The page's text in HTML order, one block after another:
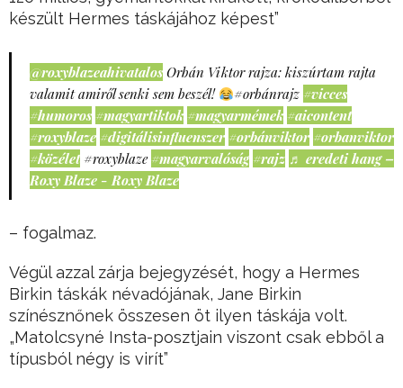
készült Hermes táskájához képest”
@roxyblazeahivatalos Orbán Viktor rajza: kiszúrtam rajta
valamit amiről senki sem beszél!
#orbánrajz #vicces
#humoros #magyartiktok #magyarmémek #aicontent
#roxyblaze #digitálisinfluenszer #orbánviktor #orbanviktor
#közélet #roxyblaze #magyarvalóság #rajz ♬ eredeti hang –
Roxy Blaze - Roxy Blaze
– fogalmaz.
Végül azzal zárja bejegyzését, hogy a Hermes
Birkin táskák névadójának, Jane Birkin
színésznőnek összesen öt ilyen táskája volt.
„Matolcsyné Insta-posztjain viszont csak ebből a
típusból négy is virít”